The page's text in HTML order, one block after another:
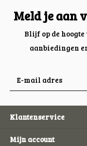
Meld je aan
Blijf op de
aanbiedingen
Klantenservice
Mijn account